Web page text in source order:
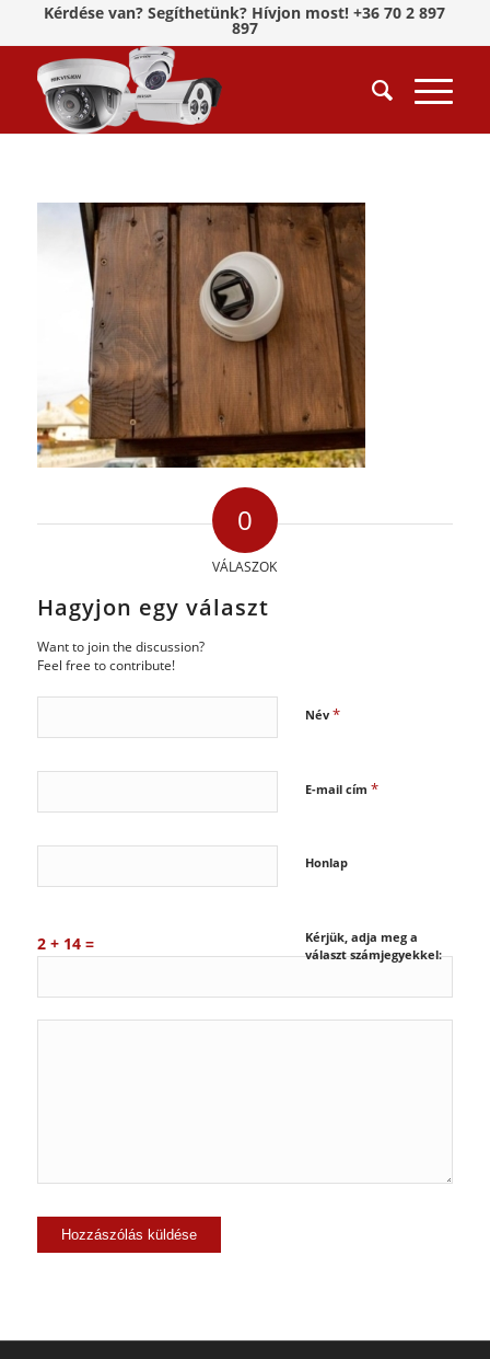
Kérdése van? Segíthetünk? Hívjon most! +36 70 2 897
897
0
VÁLASZOK
Hagyjon egy választ
Want to join the discussion?
Feel free to contribute!
Név *
E-mail cím *
Honlap
Kérjük, adja meg a
választ számjegyekkel:
2 + 14 =